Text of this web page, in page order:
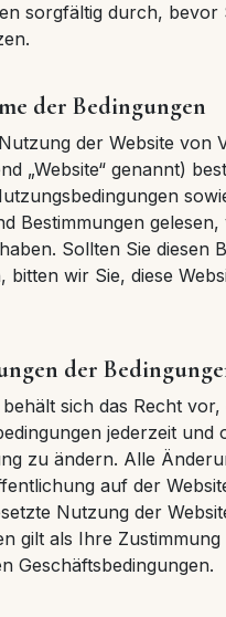
sorgfältig durch, bevor
der Bedingungen
der Website von
„Website“ genannt)
Bestimmungen
Sollten Sie diesen
bitten wir Sie, diese
der
sich das Recht vor,
jederzeit und
zu ändern. Alle
auf der
Nutzung der
gilt als Ihre
Geschäftsbedingungen.